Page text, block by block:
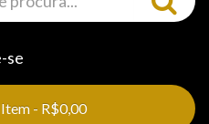
se
- R$0,00